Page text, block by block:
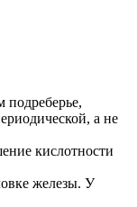
подреберье,
а не
кислотности
железы. У